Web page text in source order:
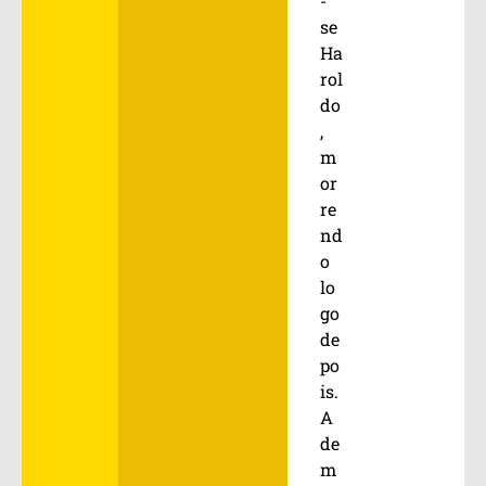
se
Ha
rol
do
,
m
or
re
nd
o
lo
go
de
po
is.
A
de
m